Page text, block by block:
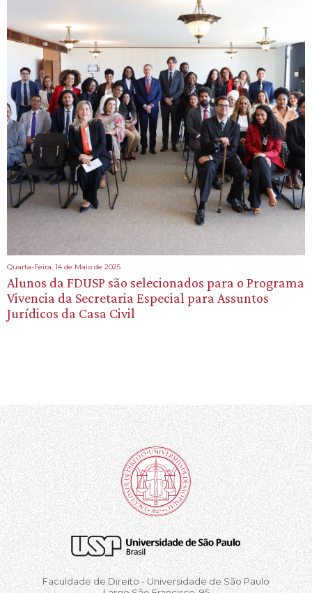
Quarta-Feira, 14 de Maio de 2025
Alunos da FDUSP são selecionados para o Programa
Vivencia da Secretaria Especial para Assuntos
Jurídicos da Casa Civil
Faculdade de Direito - Universidade de São Paulo